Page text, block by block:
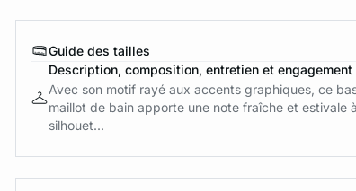
Guide des tailles
Description, composition, entretien et engagement
Avec son motif rayé aux accents graphiques, ce
maillot de bain apporte une note fraîche et estivale
silhouet...